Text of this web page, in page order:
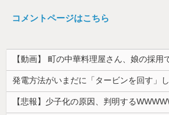
コメントページはこちら